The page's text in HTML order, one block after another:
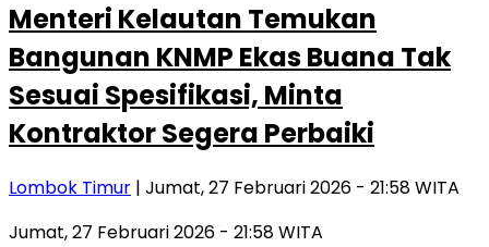
Menteri Kelautan Temukan
Bangunan KNMP Ekas Buana Tak
Sesuai Spesifikasi, Minta
Kontraktor Segera Perbaiki
Lombok Timur | Jumat, 27 Februari 2026 - 21:58 WITA
Jumat, 27 Februari 2026 - 21:58 WITA